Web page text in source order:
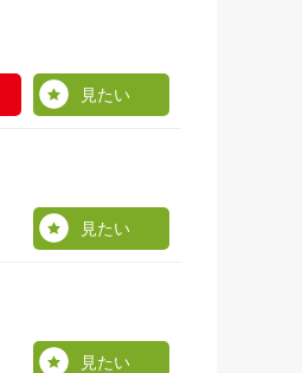
見たい
見たい
見たい